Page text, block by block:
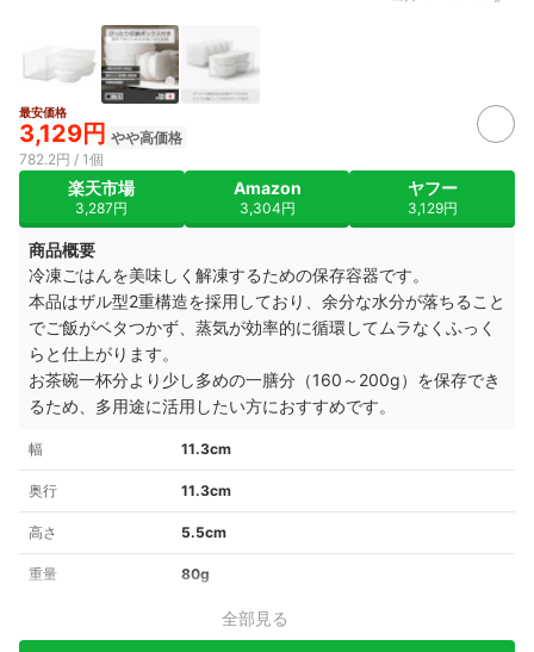
最安価格
3,129円 やや高価格
782.2円 / 1個
楽天市場
3,287円
Amazon
3,304円
ヤフー
3,129円
商品概要
冷凍ごはんを美味しく解凍するための保存容器です。
本品はザル型2重構造を採用しており、余分な水分が落ちること
でご飯がベタつかず、蒸気が効率的に循環してムラなくふっく
らと仕上がります。
お茶碗一杯分より少し多めの一膳分（160～200g）を保存でき
るため、多用途に活用したい方におすすめです。
幅 11.3cm
奥行 11.3cm
高さ 5.5cm
重量 80g
全部見る